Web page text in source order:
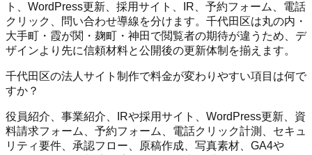
ト、WordPress更新、採用サイト、IR、予約フォーム、電話
クリック、問い合わせ導線を分けます。千代田区は丸の内・
大手町・霞が関・麹町・神田で閲覧者の期待が違うため、デ
ザインより先に信頼材料と公開後の更新体制を揃えます。
千代田区の法人サイト制作で料金が変わりやすい項目は何で
すか？
役員紹介、事業紹介、IRや採用サイト、WordPress更新、資
料請求フォーム、予約フォーム、電話クリック計測、セキュ
リティ要件、承認フロー、原稿作成、写真素材、GA4や